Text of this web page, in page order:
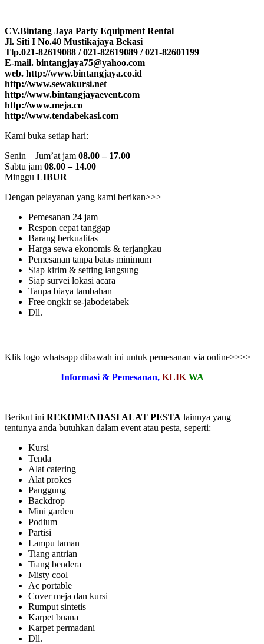
CV.Bintang Jaya Party Equipment Rental
Jl. Siti I No.40 Mustikajaya Bekasi
Tlp.021-82619088 / 021-82619089 / 021-82601199
E-mail. bintangjaya75@yahoo.com
web. http://www.bintangjaya.co.id
http://www.sewakursi.net
http://www.bintangjayaevent.com
http://www.meja.co
http://www.tendabekasi.com
Kami buka setiap hari:
Senin – Jum’at jam 08.00 – 17.00
Sabtu jam 08.00 – 14.00
Minggu LIBUR
Dengan pelayanan yang kami berikan>>>
Pemesanan 24 jam
Respon cepat tanggap
Barang berkualitas
Harga sewa ekonomis & terjangkau
Pemesanan tanpa batas minimum
Siap kirim & setting langsung
Siap survei lokasi acara
Tanpa biaya tambahan
Free ongkir se-jabodetabek
Dll.
Klik logo whatsapp dibawah ini untuk pemesanan via online>>>>
Informasi & Pemesanan, KLIK WA
Berikut ini REKOMENDASI ALAT PESTA lainnya yang
tentunya anda butuhkan dalam event atau pesta, seperti:
Kursi
Tenda
Alat catering
Alat prokes
Panggung
Backdrop
Mini garden
Podium
Partisi
Lampu taman
Tiang antrian
Tiang bendera
Misty cool
Ac portable
Cover meja dan kursi
Rumput sintetis
Karpet buana
Karpet permadani
Dll.